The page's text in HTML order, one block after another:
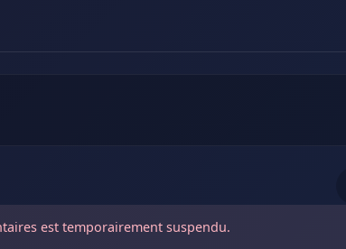
est temporairement suspendu.